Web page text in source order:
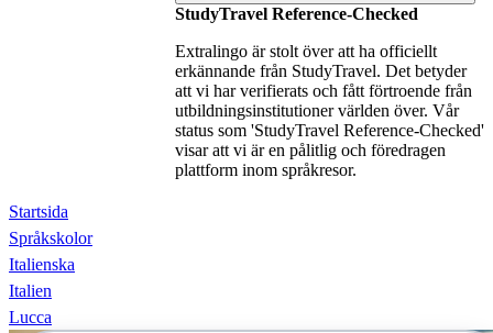
StudyTravel Reference-Checked
Extralingo är stolt över att ha officiellt
erkännande från StudyTravel. Det betyder
att vi har verifierats och fått förtroende från
utbildningsinstitutioner världen över. Vår
status som 'StudyTravel Reference-Checked'
visar att vi är en pålitlig och föredragen
plattform inom språkresor.
Startsida
Språkskolor
Italienska
Italien
Lucca